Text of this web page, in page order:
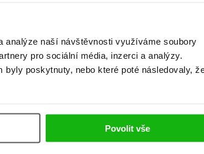
analýze naší návštěvnosti využíváme soubory
pro sociální média, inzerci a analýzy.
poskytnuty, nebo které poté následovaly,
Povolit vše